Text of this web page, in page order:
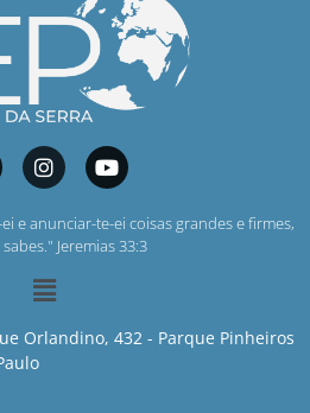
e anunciar-te-ei coisas grandes e firmes,
Jeremias 33:3
Orlandino, 432 - Parque Pinheiros